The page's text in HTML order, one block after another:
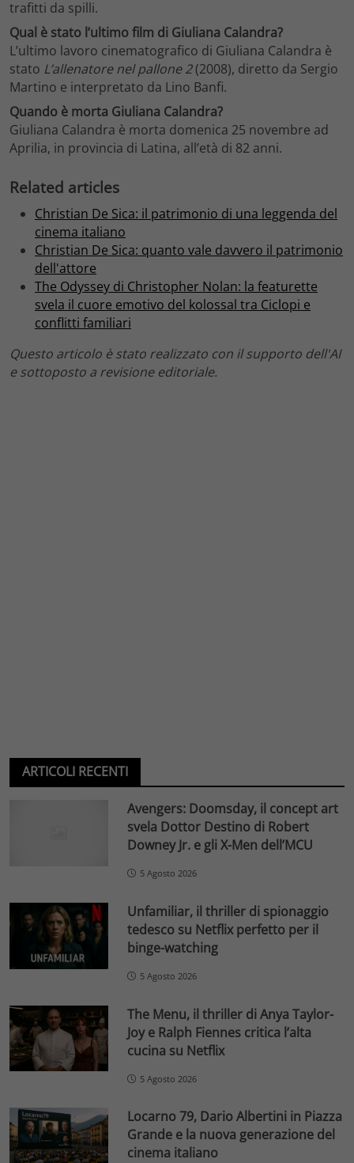
trafitti da spilli.
Qual è stato l’ultimo film di Giuliana Calandra?
L’ultimo lavoro cinematografico di Giuliana Calandra è
stato L’allenatore nel pallone 2(2008), diretto da Sergio
Martino e interpretato da Lino Banfi.
Quando è morta Giuliana Calandra?
Giuliana Calandra è morta domenica 25 novembre ad
Aprilia, in provincia di Latina, all’età di 82 anni.
Related articles
Christian De Sica: il patrimonio di una leggenda del
cinema italiano
Christian De Sica: quanto vale davvero il patrimonio
dell'attore
The Odyssey di Christopher Nolan: la featurette
svela il cuore emotivo del kolossal tra Ciclopi e
conflitti familiari
Questo articolo è stato realizzato con il supporto dell'AI
e sottoposto a revisione editoriale.
ARTICOLI RECENTI
Avengers: Doomsday, il concept art
svela Dottor Destino di Robert
Downey Jr. e gli X-Men dell’MCU
5 Agosto 2026
Unfamiliar, il thriller di spionaggio
tedesco su Netflix perfetto per il
binge-watching
5 Agosto 2026
The Menu, il thriller di Anya Taylor-
Joy e Ralph Fiennes critica l’alta
cucina su Netflix
5 Agosto 2026
Locarno 79, Dario Albertini in Piazza
Grande e la nuova generazione del
cinema italiano